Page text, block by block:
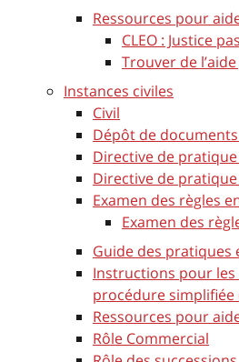
Ressources pour
CLEO : Justice
Trouver de
Instances civiles
Civil
Dépôt de
Directive de
Directive de
Examen des règles
Examen des
Guide des pratiques
Instructions pour
procédure simplifiée
Ressources pour
Rôle Commercial